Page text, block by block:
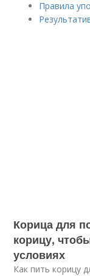
Правила
Корица для
корицу,
условиях
Как пить корицу